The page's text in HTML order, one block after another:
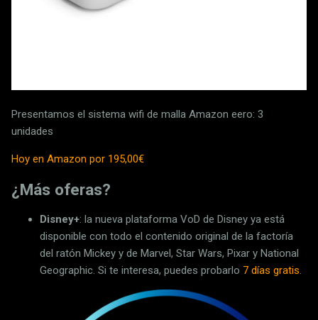
Presentamos el sistema wifi de malla Amazon eero: 3
unidades
Hoy en Amazon por 195,00€
¿Más oferas?
Disney+: la nueva plataforma VoD de Disney ya está
disponible con todo el contenido original de la factoría
del ratón Mickey y de Marvel, Star Wars, Pixar y National
Geographic. Si te interesa, puedes probarlo 7 días gratis.